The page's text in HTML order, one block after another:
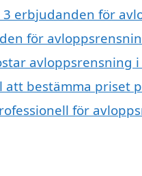
erbjudanden för
för
avloppsrensning i
att bestämma priset
för